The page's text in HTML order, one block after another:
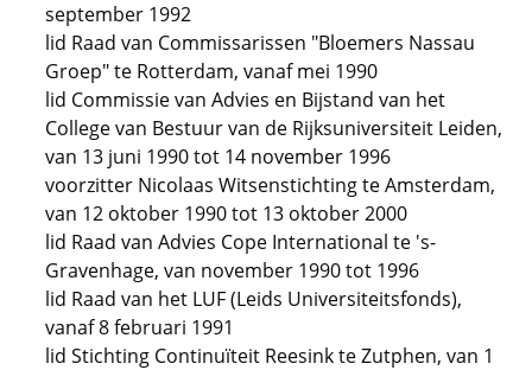
september 1992
lid Raad van Commissarissen "Bloemers Nassau
Groep" te Rotterdam, vanaf mei 1990
lid Commissie van Advies en Bijstand van het
College van Bestuur van de Rijksuniversiteit Leiden,
van 13 juni 1990 tot 14 november 1996
voorzitter Nicolaas Witsenstichting te Amsterdam,
van 12 oktober 1990 tot 13 oktober 2000
lid Raad van Advies Cope International te 's-
Gravenhage, van november 1990 tot 1996
lid Raad van het LUF (Leids Universiteitsfonds),
vanaf 8 februari 1991
lid Stichting Continuïteit Reesink te Zutphen, van 1